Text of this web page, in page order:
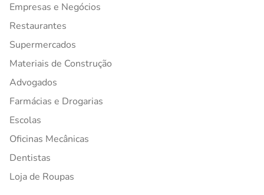
Empresas e Negócios
Restaurantes
Supermercados
Materiais de Construção
Advogados
Farmácias e Drogarias
Escolas
Oficinas Mecânicas
Dentistas
Loja de Roupas